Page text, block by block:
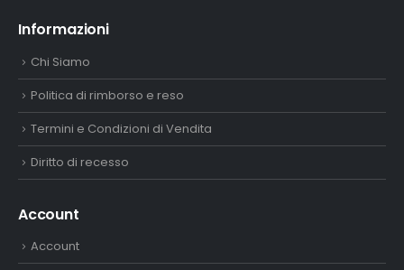
Informazioni
Chi Siamo
Politica di rimborso e reso
Termini e Condizioni di Vendita
Diritto di recesso
Account
Account